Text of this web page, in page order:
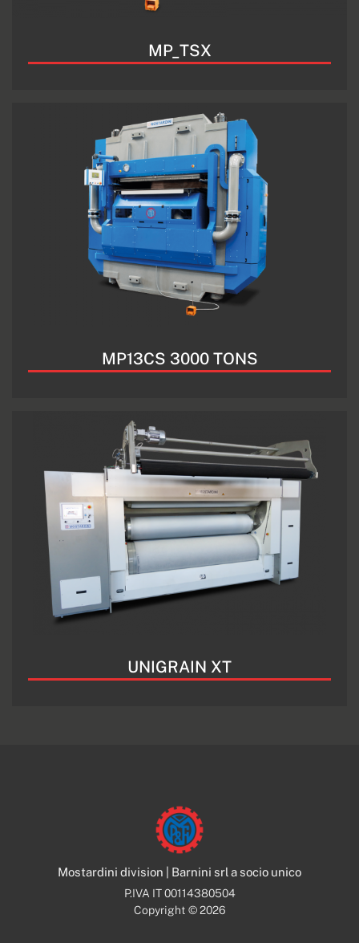
MP_TSX
MP13CS 3000 TONS
UNIGRAIN XT
Mostardini division | Barnini srl a socio unico
P.IVA IT 00114380504
Copyright © 2026